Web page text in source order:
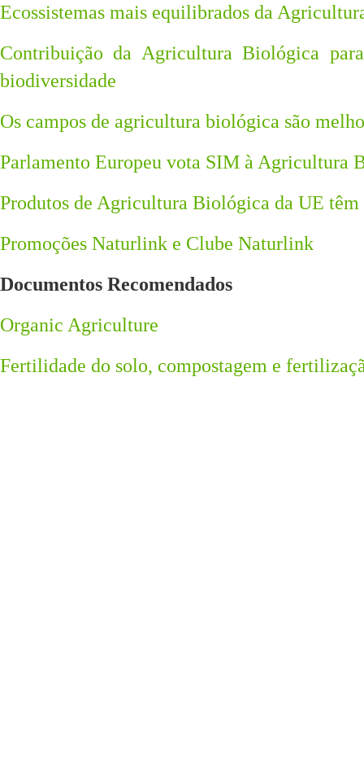
Ecossistemas mais equilibrados da
Contribuição da Agricultura Biológica
biodiversidade
Os campos de agricultura biológica são
Parlamento Europeu vota SIM à Agricultura
Produtos de Agricultura Biológica da UE
Promoções Naturlink e Clube Naturlink
Documentos Recomendados
Organic Agriculture
Fertilidade do solo, compostagem e